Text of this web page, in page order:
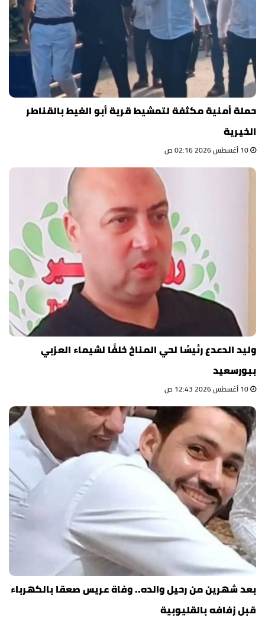
حملة أمنية مكثفة لتمشيط قرية أبو الغيط بالقناطر
الخيرية
وليد الدعدع رئيسًا لحي المناخ خلفًا لشيماء العزبي
ببورسعيد
بعد شهرين من رحيل والده.. وفاة عريس صعقا بالكهرباء
قبل زفافه بالقليوبية